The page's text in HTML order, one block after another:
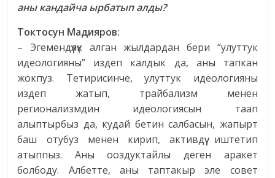
аны кандайча ырбатып алды?
Токтосун Мадияров:
– Эгемендүүлүк алган жылдардан бери “улуттук
идеологияны” издеп калдык да, аны тапкан
жокпуз. Тетирисинче, улуттук идеологияны
издеп жатып, трайбализм менен
регионализмдин идеологиясын таап
алыптырбыз да, кудай бетин салбасын, жапырт
баш отубуз менен кирип, активдүү иштетип
атыппыз. Аны ооздуктайлы деген аракет
болбоду. Албетте, аны таптакыр эле совет